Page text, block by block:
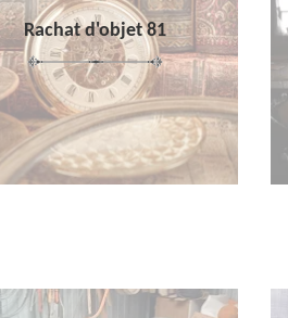
Rachat d'objet 81